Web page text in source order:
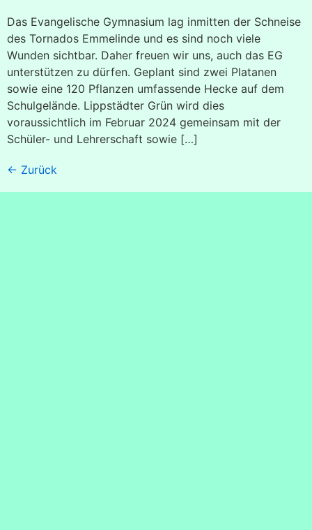
Das Evangelische Gymnasium lag inmitten der Schneise
des Tornados Emmelinde und es sind noch viele
Wunden sichtbar. Daher freuen wir uns, auch das EG
unterstützen zu dürfen. Geplant sind zwei Platanen
sowie eine 120 Pflanzen umfassende Hecke auf dem
Schulgelände. Lippstädter Grün wird dies
voraussichtlich im Februar 2024 gemeinsam mit der
Schüler- und Lehrerschaft sowie […]
← Zurück